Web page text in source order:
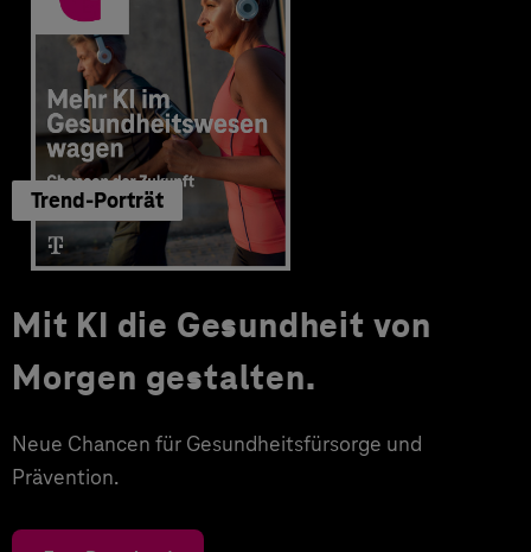
Trend-Porträt
Mit KI die Gesundheit von
Morgen gestalten.
Neue Chancen für Gesundheitsfürsorge und
Prävention.